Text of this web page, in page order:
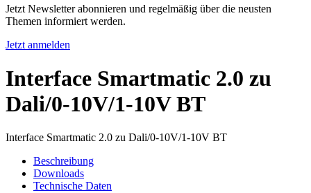
Jetzt Newsletter abonnieren und regelmäßig über die neusten
Themen informiert werden.
Jetzt anmelden
Interface Smartmatic 2.0 zu
Dali/0-10V/1-10V BT
Interface Smartmatic 2.0 zu Dali/0-10V/1-10V BT
Beschreibung
Downloads
Technische Daten